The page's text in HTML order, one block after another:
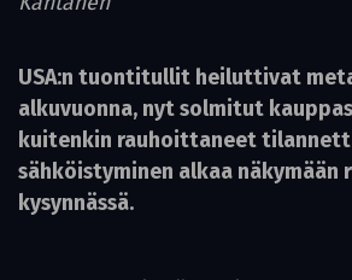
USA:n tuontitullit heiluttivat
alkuvuonna, nyt solmitut
kuitenkin rauhoittaneet
sähköis­tyminen alkaa näkymään
kysynnässä.